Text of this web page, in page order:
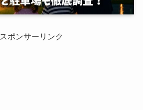
スポンサーリンク